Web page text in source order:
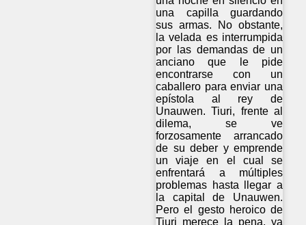
una capilla guardando
sus armas. No obstante,
la velada es interrumpida
por las demandas de un
anciano que le pide
encontrarse con un
caballero para enviar una
epístola al rey de
Unauwen. Tiuri, frente al
dilema, se ve
forzosamente arrancado
de su deber y emprende
un viaje en el cual se
enfrentará a múltiples
problemas hasta llegar a
la capital de Unauwen.
Pero el gesto heroico de
Tiuri merece la pena, ya